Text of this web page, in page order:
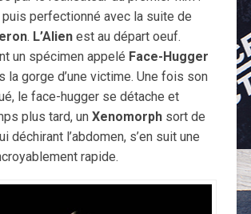
perfectionné avec la suite de
. L’Alienest au départ oeuf.
un spécimen appelé Face-Hugger
la gorge d’une victime. Une fois son
le face-hugger se détache et
plus tard, un Xenomorphsort de
déchirant l’abdomen, s’en suit une
rapide.